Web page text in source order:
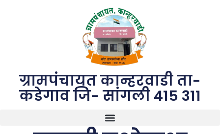
ग्रामपंचायत कान्हरवाडी ता-
कडेगाव जि- सांगली 415 311